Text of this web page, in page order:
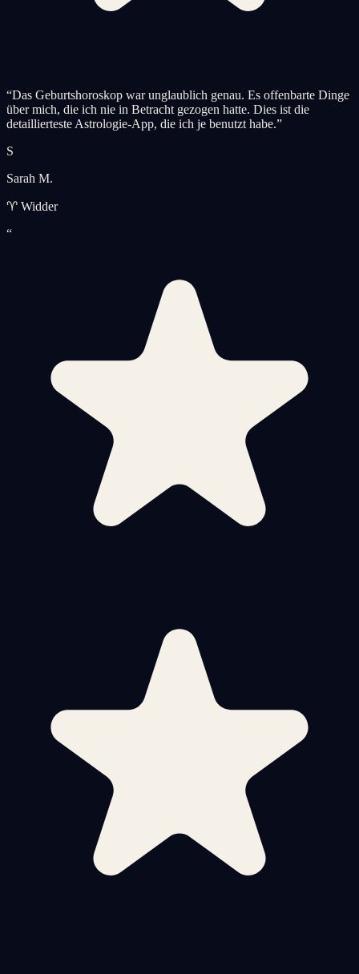
“Das Geburtshoroskop war unglaublich genau. Es offenbarte Dinge
über mich, die ich nie in Betracht gezogen hatte. Dies ist die
detaillierteste Astrologie-App, die ich je benutzt habe.”
S
Sarah M.
♈ Widder
“